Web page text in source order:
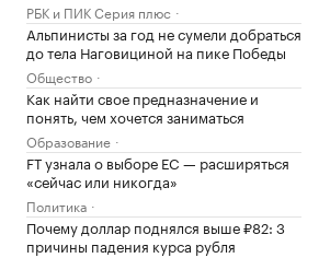
РБК и ПИК Серия плюс
Альпинисты за год не сумели добраться
до тела Наговициной на пике Победы
Общество
Как найти свое предназначение и
понять, чем хочется заниматься
Образование
FT узнала о выборе ЕС — расширяться
«сейчас или никогда»
Политика
Почему доллар поднялся выше ₽82: 3
причины падения курса рубля